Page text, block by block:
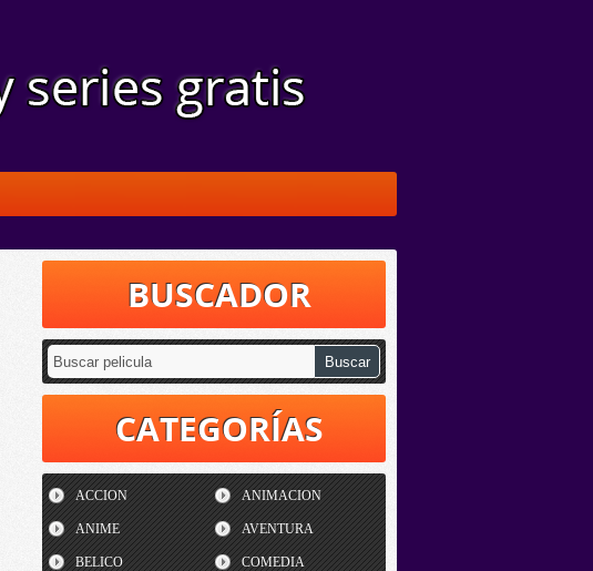
BUSCADOR
CATEGORÍAS
ACCION ANIMACION
ANIME AVENTURA
BELICO COMEDIA